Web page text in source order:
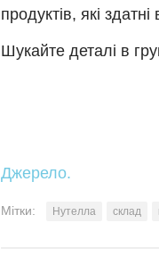
продуктів, які
Шукайте деталі в
Джерело.
Мітки: Нутелла склад